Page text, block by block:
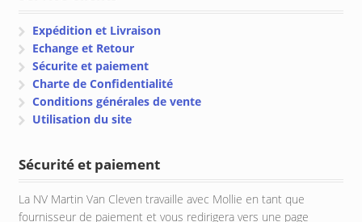
Expédition et Livraison
Echange et Retour
Sécurite et paiement
Charte de Confidentialité
Conditions générales de vente
Utilisation du site
Sécurité et paiement
La NV Martin Van Cleven travaille avec Mollie en tant que
fournisseur de paiement et vous redirigera vers une page